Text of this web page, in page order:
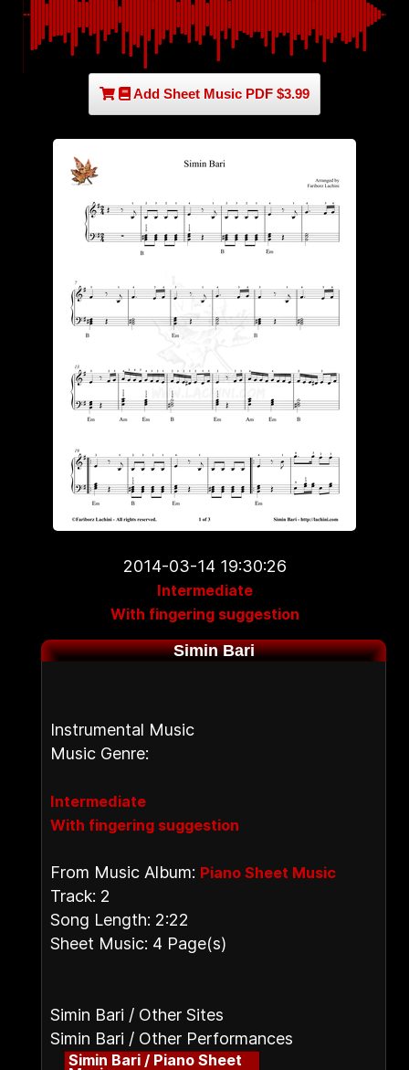
Add Sheet Music PDF $3.99
2014-03-14 19:30:26
Intermediate
With fingering suggestion
Simin Bari
Instrumental Music
Music Genre:
Intermediate
With fingering suggestion
From Music Album: Piano Sheet Music
Track: 2
Song Length: 2:22
Sheet Music: 4 Page(s)
Simin Bari / Other Sites
Simin Bari / Other Performances
Simin Bari / Piano Sheet